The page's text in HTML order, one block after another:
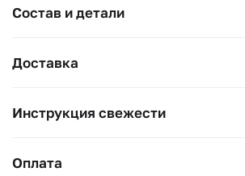
собранно с первого дня.
–Готовое решение
без разнобоя;
для сцены или большого зала.
Состав и детали
Доставка
Инструкция свежести
Оплата